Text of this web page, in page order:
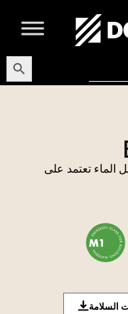
Button
لتقليل الماء تعتمد على
السلامة